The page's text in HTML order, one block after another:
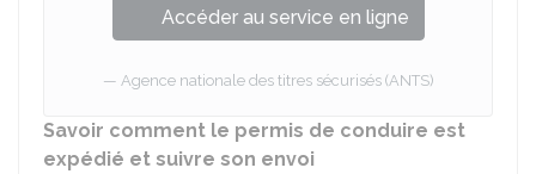
Accéder au service en ligne
Agence nationale des titres sécurisés (ANTS)
Savoir comment le permis de conduire est
expédié et suivre son envoi